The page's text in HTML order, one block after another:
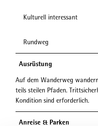
Kulturell interessant
Rundweg
Ausrüstung
Auf dem Wanderweg
teils steilen Pfaden.
Kondition sind erforderlich.
Anreise & Parken